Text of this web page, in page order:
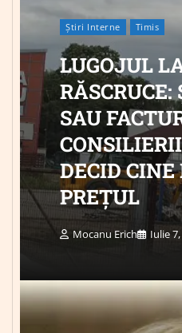
Știri Interne Timis
LUGOJUL
RĂSCRUCE:
SAU
DECID
PREȚUL
Mocanu Erich Iulie